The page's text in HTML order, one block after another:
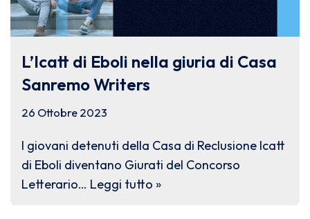
L’Icatt di Eboli nella giuria di Casa
Sanremo Writers
26 Ottobre 2023
I giovani detenuti della Casa di Reclusione Icatt
di Eboli diventano Giurati del Concorso
Letterario… Leggi tutto »